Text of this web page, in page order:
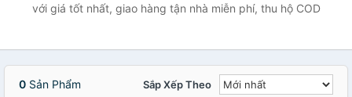
với giá tốt nhất, giao hàng tận nhà miễn phí, thu hộ COD
0 Sản Phẩm Sắp Xếp Theo